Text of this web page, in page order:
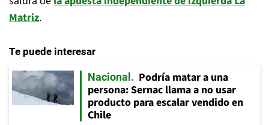
Matriz.
Te puede interesar
Nacional
Podría matar a una
persona: Sernac llama a no usar
producto para escalar vendido en
Chile